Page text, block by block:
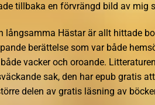
tillbaka en förvrängd bild av mig
långsamma Hästar är allt hittade
berättelse som var både
vacker och oroande.
sak, den har epub gratis
delen av gratis läsning av